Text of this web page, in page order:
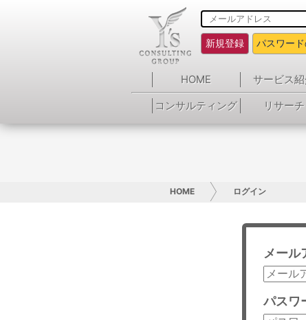
新規登録 パスワー
HOME サービス
コンサルティング
リサーチ
HOME ログイン
メール
パスワ